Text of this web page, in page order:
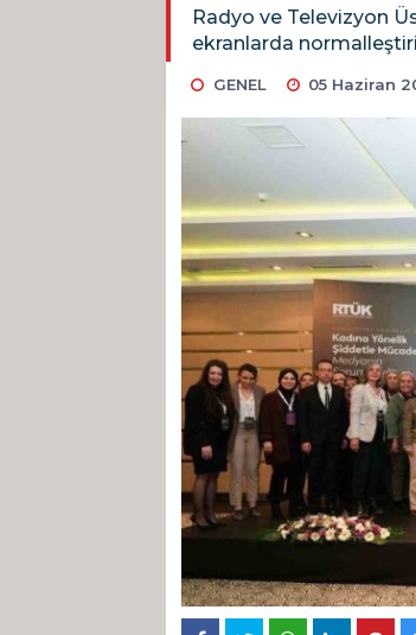
Radyo ve Televizyon
ekranlarda
GENEL 05 Haziran